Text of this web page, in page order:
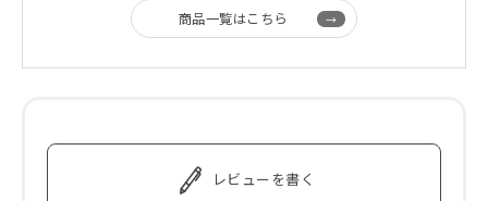
商品一覧はこちら
レビューを書く